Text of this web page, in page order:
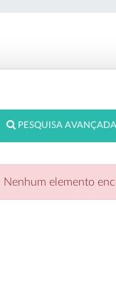
PESQUISA AVANÇADA
Nenhum elemento